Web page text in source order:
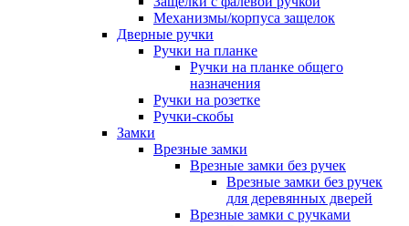
Механизмы/корпуса защелок
Дверные ручки
Ручки на планке
Ручки на планке общего
назначения
Ручки на розетке
Ручки-скобы
Замки
Врезные замки
Врезные замки без ручек
Врезные замки без ручек
для деревянных дверей
Врезные замки с ручками